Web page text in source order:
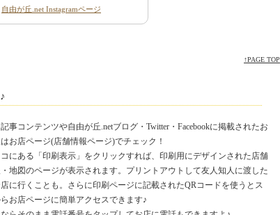
自由が丘.net Instagramページ
↑PAGE TOP
事コンテンツや自由が丘.netブログ・Twitter・Facebookに掲載されたお
お店ページ(店舗情報ページ)でチェック！
にある「印刷表示」をクリックすれば、印刷用にデザインされた店舗
地図のページが表示されます。プリントアウトして友人知人に渡した
に行くことも。さらに印刷ページに記載されたQRコードを使うとス
お店ページに簡単アクセスできます♪